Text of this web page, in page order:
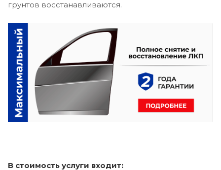
грунтов восстанавливаются.
В стоимость услуги входит: